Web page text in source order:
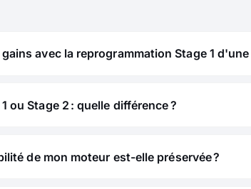
avec la reprogrammation Stage 1
ou Stage 2 : quelle différence ?
de mon moteur est-elle préservée ?